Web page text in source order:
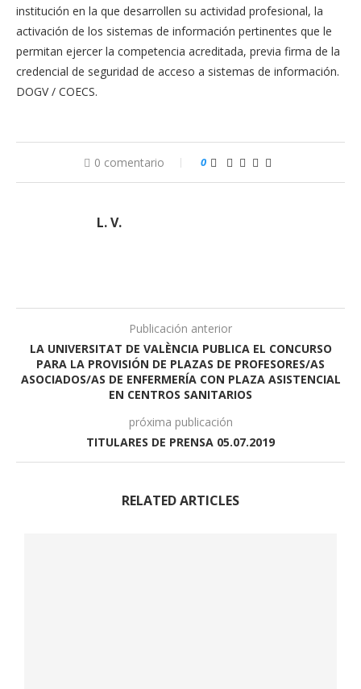
institución en la que desarrollen su actividad profesional, la
activación de los sistemas de información pertinentes que le
permitan ejercer la competencia acreditada, previa firma de la
credencial de seguridad de acceso a sistemas de información.
DOGV / COECS.
0 comentario 0
L. V.
Publicación anterior
LA UNIVERSITAT DE VALÈNCIA PUBLICA EL CONCURSO
PARA LA PROVISIÓN DE PLAZAS DE PROFESORES/AS
ASOCIADOS/AS DE ENFERMERÍA CON PLAZA ASISTENCIAL
EN CENTROS SANITARIOS
próxima publicación
TITULARES DE PRENSA 05.07.2019
RELATED ARTICLES